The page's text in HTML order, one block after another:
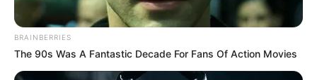
Cette édition du Quinté+ de Cherbourg semble offrir
de solides garanties autour de15 JIPET DE CREPIN,
qui réunit de nombreux paramètres favorables
BRAINBERRIES
The 90s Was A Fantastic Decade For Fans Of Action Movies